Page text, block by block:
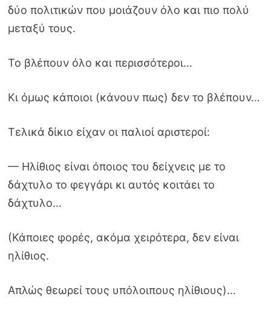
δύο πολιτικών που μοιάζουν όλο και πιο πολύ
μεταξύ τους.
Το βλέπουν όλο και περισσότεροι…
Κι όμως κάποιοι (κάνουν πως) δεν το βλέπουν…
Τελικά δίκιο είχαν οι παλιοί αριστεροί:
— Ηλίθιος είναι όποιος του δείχνεις με το
δάχτυλο το φεγγάρι κι αυτός κοιτάει το
δάχτυλο…
(Κάποιες φορές, ακόμα χειρότερα, δεν είναι
ηλίθιος.
Απλώς θεωρεί τους υπόλοιπους ηλίθιους)…